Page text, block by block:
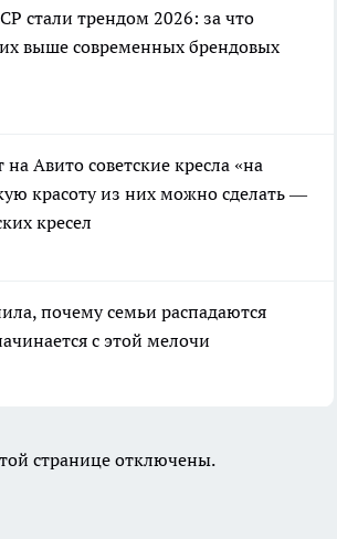
стали трендом 2026: за что
выше современных брендовых
Авито советские кресла «на
красоту из них можно сделать —
кресел
почему семьи распадаются
с этой мелочи
странице отключены.